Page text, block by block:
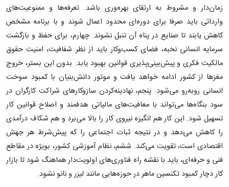
زمان‌دار و مشروط به ارتقای بهره‌وری باشد. تعرفه‌ها و ممنوعیت‌های
وارداتی باید صرفا برای دوره‌ای محدود اعمال شوند و با برنامه مشخص
کاهش یابند تا صنایع در پناه آن تنبل نشوند. چهارم، برای حفظ و بازگشت
سرمایه انسانی نخبه، فضای کسب‌وکار باید از نظر شفافیت، امنیت حقوق
مالکیت فکری و پیش‌بینی‌پذیری قوانین بهبود یابد. بدون این بستر، خروج
مغزها از کشور ادامه خواهد یافت و موتور دانش‌بنیان با کمبود سوخت
انسانی روبه‌رو می‌شود. پنجم، نهادینه‌کردن سازوکارهای شراکت کارگران در
سود بنگاه‌ها می‌تواند با معافیت‌های مالیاتی هدفمند و اصلاح قوانین کار
تسهیل شود. این کار هم انگیزه نیروی کار را بالا می‌برد و هم شکاف درآمدی
را کاهش می‌دهد و در نتیجه ثبات اجتماعی را که پیش‌شرط هر جهش
اقتصادی است، تقویت می‌کند. ششم، نظام آموزشی کشور، بویژه در مقاطع
فنی و حرفه‌ای، باید با نقشه راه فناوری‌های اولویت‌دار هماهنگ شود تا بازار
کار دچار کمبود تکنسین ماهر در حوزه‌هایی مانند لیزر و نانو نشود.